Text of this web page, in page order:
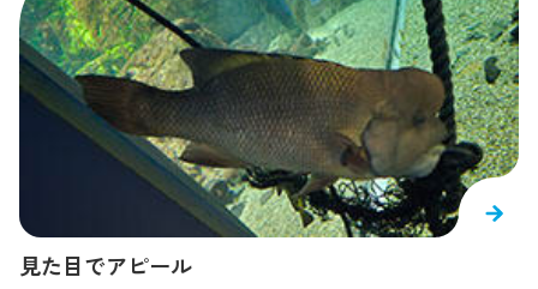
を雌性先熟といいます。他にもハタやハゼの仲間も雌性先熟
の性転換をする種類がいます。雌性先熟に該当するハナダイ
の仲間逆にオス→メスの性転換をする魚もいます。こちらは
「グレート・バリア・リーフ」水槽で示されているクマノミや
クロダイ等が該当します。こちらは雌性先熟の反対で雄性先
熟といいます。雄性先熟に該当するクマノミそして一部のハ
ゼの仲間などはメス→オス、オス→メスの両方に性転換でき
る種類もいます。魚類にとって、性転換というのはよくある
ことなのかもしれません。このように魚類が性転換する理由
ためだと考えられています。雌性先熟では、初めはメスで、
見た目でアピール